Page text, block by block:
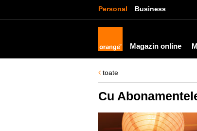
Personal Business
Magazin online
toate
Cu